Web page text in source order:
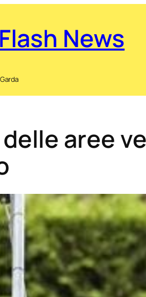
News
aree